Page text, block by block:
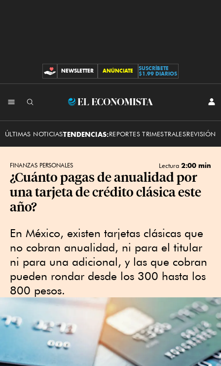
CONTRIBUCIONES
NEWSLETTER ANÚNCIATE
SUSCRÍBETE
$1.99 DIARIOS
El
ÚLTIMAS NOTICIASTENDENCIAS:REPORTES TRIMESTRALESREVISIÓN
FINANZAS PERSONALES Lectura 2:00 min
¿Cuánto pagas de anualidad por
una tarjeta de crédito clásica este
año?
En México, existen tarjetas clásicas que
no cobran anualidad, ni para el titular
ni para una adicional, y las que cobran
pueden rondar desde los 300 hasta los
800 pesos.